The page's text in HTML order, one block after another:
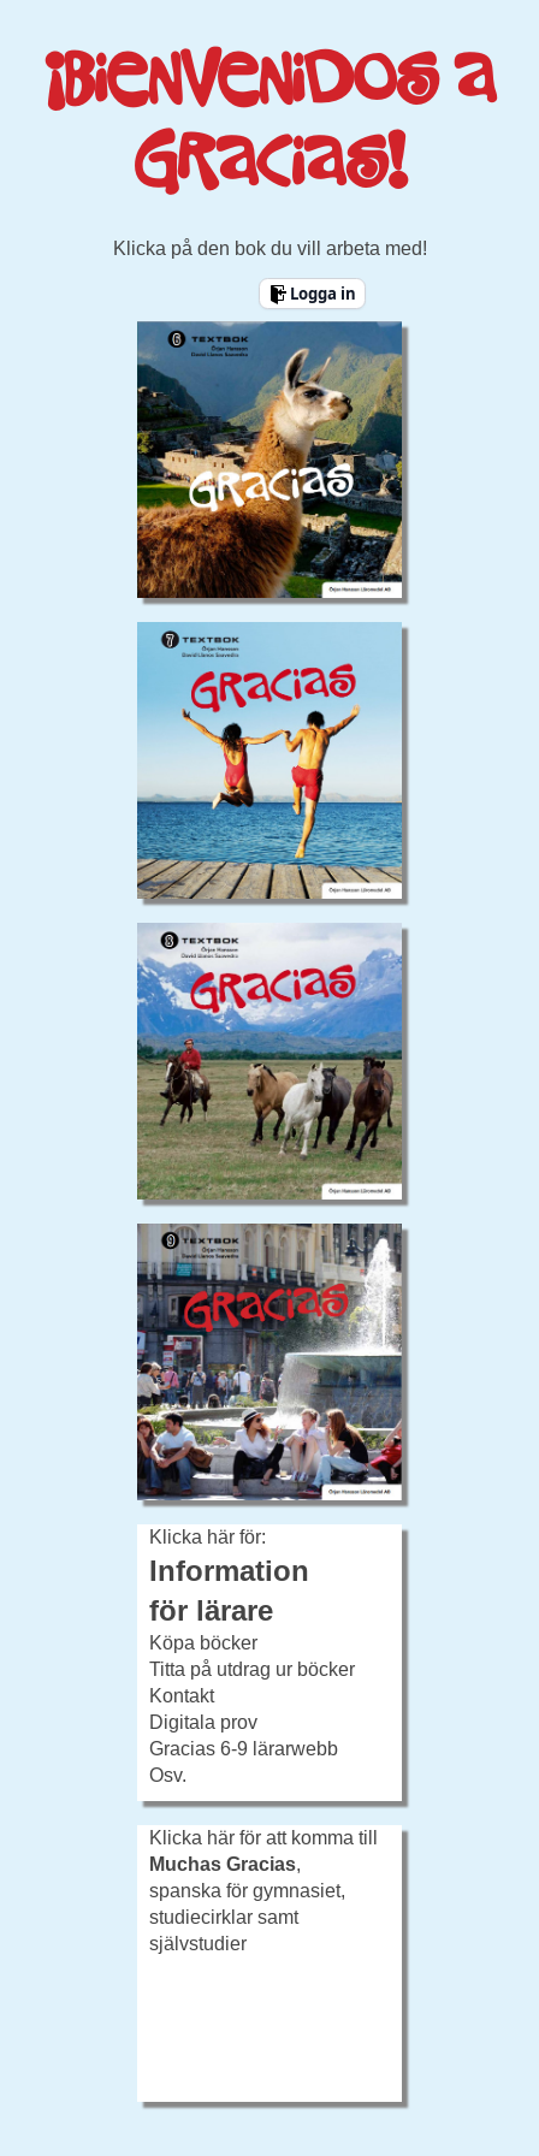
¡Bienvenidos a
Gracias!
Klicka på den bok du vill arbeta med!
Logga in
Klicka här för:
Information
för lärare
Köpa böcker
Titta på utdrag ur böcker
Kontakt
Digitala prov
Gracias 6-9 lärarwebb
Osv.
Klicka här för att komma till
Muchas Gracias,
spanska för gymnasiet,
studiecirklar samt
självstudier